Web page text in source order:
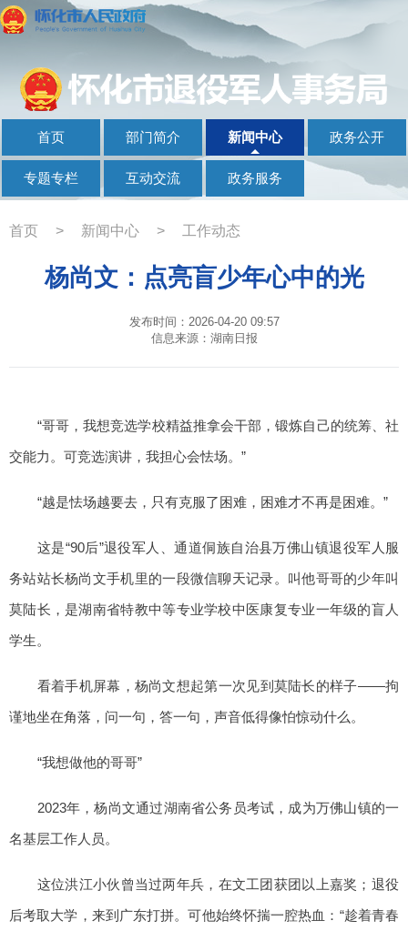
首页 部门简介 新闻中心 政务公开
专题专栏 互动交流 政务服务
首页 > 新闻中心 > 工作动态
杨尚文：点亮盲少年心中的光
发布时间：2026-04-20 09:57
信息来源：湖南日报
“哥哥，我想竞选学校精益推拿会干部，锻炼自己的统筹、社
交能力。可竞选演讲，我担心会怯场。”
“越是怯场越要去，只有克服了困难，困难才不再是困难。”
这是“90后”退役军人、通道侗族自治县万佛山镇退役军人服
务站站长杨尚文手机里的一段微信聊天记录。叫他哥哥的少年叫
莫陆长，是湖南省特教中等专业学校中医康复专业一年级的盲人
学生。
看着手机屏幕，杨尚文想起第一次见到莫陆长的样子——拘
谨地坐在角落，问一句，答一句，声音低得像怕惊动什么。
“我想做他的哥哥”
2023年，杨尚文通过湖南省公务员考试，成为万佛山镇的一
名基层工作人员。
这位洪江小伙曾当过两年兵，在文工团获团以上嘉奖；退役
后考取大学，来到广东打拼。可他始终怀揣一腔热血：“趁着青春